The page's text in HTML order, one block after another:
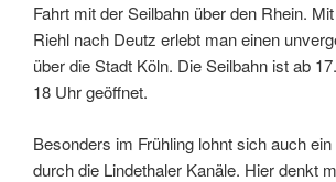
Fahrt mit der Seilbahn über den Rhein.
Riehl nach Deutz erlebt man einen
über die Stadt Köln. Die Seilbahn ist ab
18 Uhr geöffnet.
Besonders im Frühling lohnt sich auch
durch die Lindethaler Kanäle. Hier denkt